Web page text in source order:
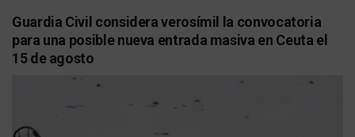
Guardia Civil considera verosímil la convocatoria
para una posible nueva entrada masiva en Ceuta el
15 de agosto